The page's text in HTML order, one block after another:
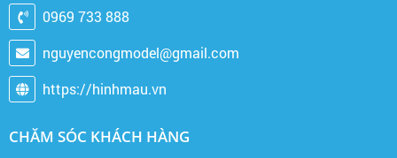
0969 733 888
nguyencongmodel@gmail.com
https://hinhmau.vn
CHĂM SÓC KHÁCH HÀNG